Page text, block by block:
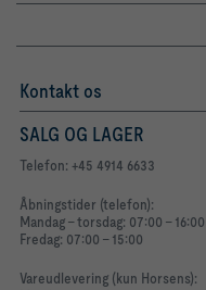
Kontakt os
SALG OG LAGER
Telefon: +45 4914 6633
Åbningstider (telefon):
Mandag - torsdag: 07:00 - 16:00
Fredag: 07:00 - 15:00
Vareudlevering (kun Horsens):